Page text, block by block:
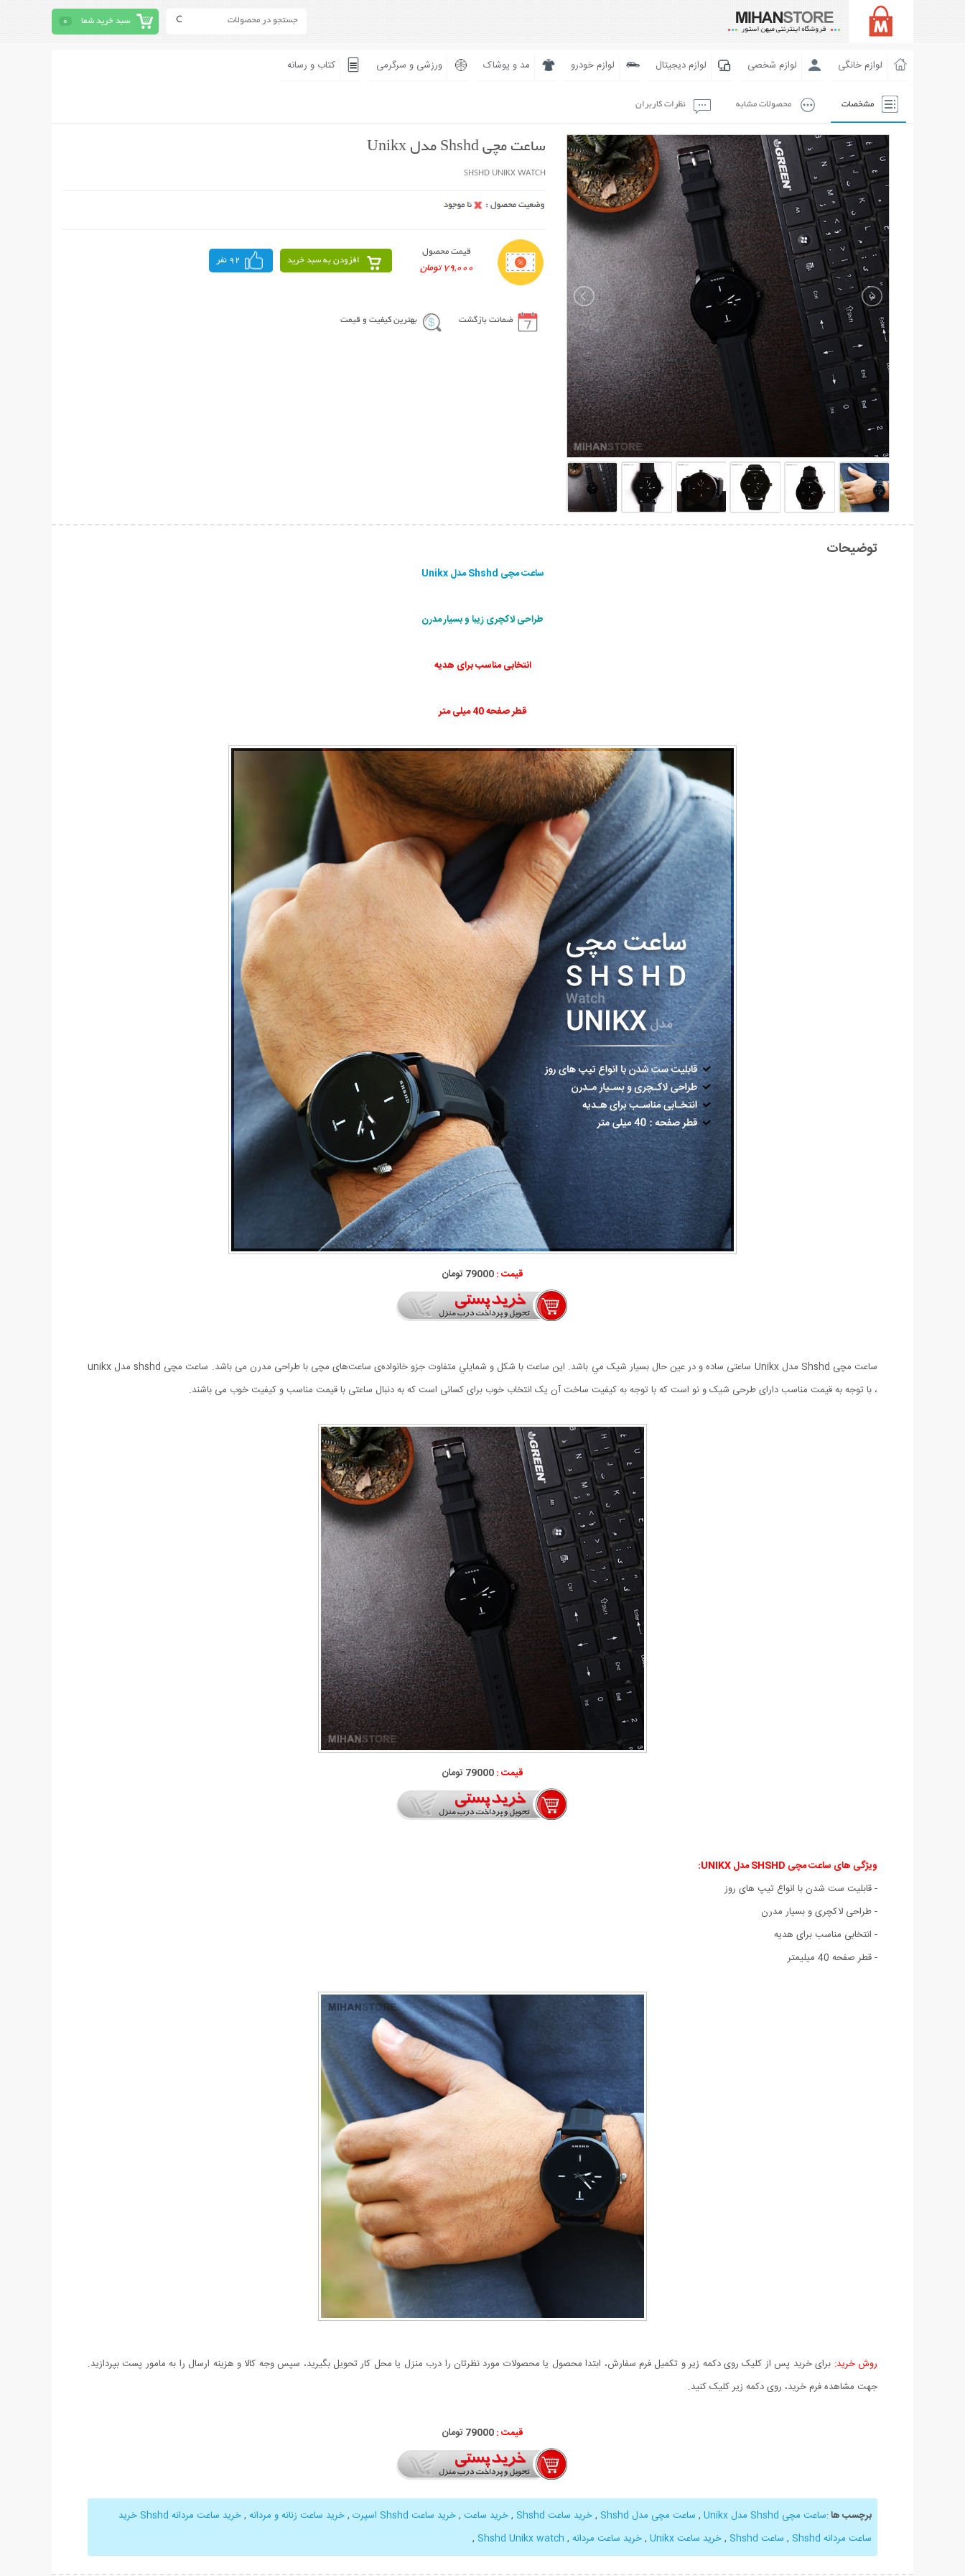
سبد خرید شما 0
لوازم خانگی لوازم شخصی لوازم دیجیتال لوازم خودرو مد و پوشاک ورزشی و سرگرمی کتاب و رسانه
مشخصات محصولات مشابه نظرات کاربران
ساعت مچی Shshd مدل Unikx
SHSHD UNIKX WATCH
قیمت محصول
79,000 تومان
افزودن به سبد خرید 92 نفر
ضمانت بازگشت بهترین کیفیت و قیمت
توضیحات
ساعت مچی Shshd مدل Unikx
طراحی لاکچری زیبا و بسیار مدرن
انتخابی مناسب برای هدیه
قطر صفحه 40 میلی متر
قیمت :79000 تومان
ساعت مچی Shshd مدل Unikx ساعتی ساده و در عین حال بسیار شیک مي باشد. اين ساعت با شكل و شمايلي متفاوت جزو خانواده‌ی ساعت‌های مچی با طراحی مدرن می باشد. ساعت مچی shshd مدل unikx
، با توجه به قیمت مناسب دارای طرحی شیک و نو است که با توجه به کیفیت ساخت آن یک انتخاب خوب برای کسانی است که به دنبال ساعتی با قیمت مناسب و کیفیت خوب می باشند.
قیمت :79000 تومان
ویژگی های ساعت مچی SHSHD مدل UNIKX:
- قابلیت ست شدن با انواع تیپ های روز
- طراحی لاکچری و بسیار مدرن
- انتخابی مناسب برای هدیه
- قطر صفحه 40 میلیمتر
روش خرید: برای خرید پس از کلیک روی دکمه زیر و تکمیل فرم سفارش، ابتدا محصول یا محصولات مورد نظرتان را درب منزل یا محل کار تحویل بگیرید، سپس وجه کالا و هزینه ارسال را به مامور پست بپردازید.
جهت مشاهده فرم خرید، روی دکمه زیر کلیک کنید.
قیمت :79000 تومان
برچسب ها:ساعت مچی Shshd مدل Unikx , ساعت مچی مدل Shshd ,خرید ساعت Shshd ,خرید ساعت ,خرید ساعت Shshd اسپرت ,خرید ساعت زنانه و مردانه ,
خرید ساعت مردانه Shshd خرید
ساعت مردانه Shshd
, ساعت Shshd ,خرید ساعت Unikx ,خرید ساعت مردانه ,
Shshd Unikx watch
,